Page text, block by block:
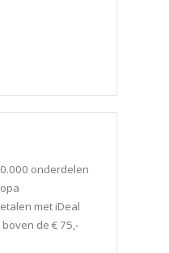
onderdelen
met iDeal
de € 75,-